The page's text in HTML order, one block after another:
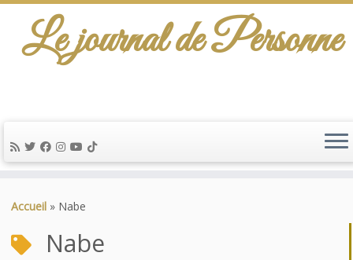
au
Le journal de Personne
Accueil » Nabe
Nabe